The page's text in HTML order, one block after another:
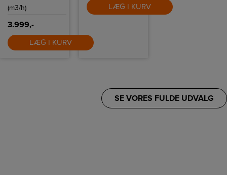
(m3/h)
3.999,-
LÆG I KURV
LÆG I KURV
SE VORES FULDE UDVALG